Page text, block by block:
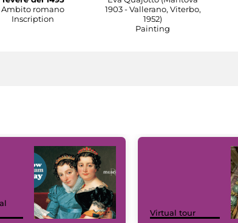
Ambito romano
Inscription
1903 - Vallerano, Viterbo,
1952)
Painting
Virtual tour